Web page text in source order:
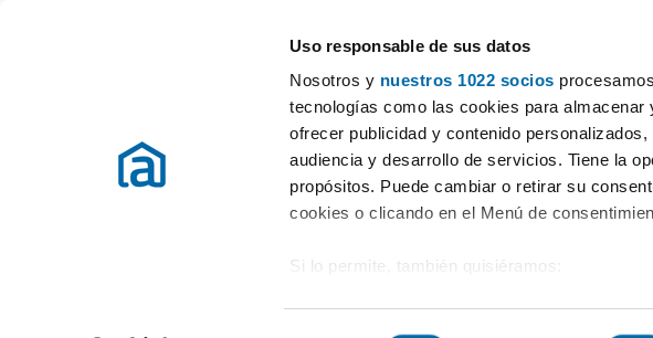
Uso responsable de sus datos
Nosotros y nuestros 1022 socios
tecnologías como las cookies para
ofrecer publicidad y contenido
audiencia y desarrollo de servicios. Tiene la
propósitos. Puede cambiar o retirar su
cookies o clicando en el Menú de
Si lo permite, también quisiéramos:
Alquiler pisos Huesca Alquiler Lofts Huesca
provincia (0 viviendas)
Borrar filtros